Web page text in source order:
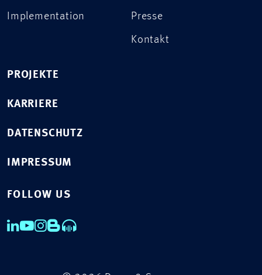
Implementation Presse
Kontakt
PROJEKTE
KARRIERE
DATENSCHUTZ
IMPRESSUM
FOLLOW US